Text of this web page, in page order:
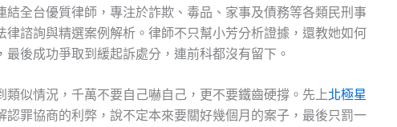
結全台優質律師，專注於詐欺、毒品、家事及債務等各類民刑事
律諮詢與精選案例解析。律師不只幫小芳分析證據，還教她如何
後成功爭取到緩起訴處分，連前科都沒有留下。
類似情況，千萬不要自己嚇自己，更不要鐵齒硬撐。先上北極星
認罪協商的利弊，說不定本來要關好幾個月的案子，最後只罰一